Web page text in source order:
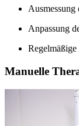
Anpassung
Manuelle